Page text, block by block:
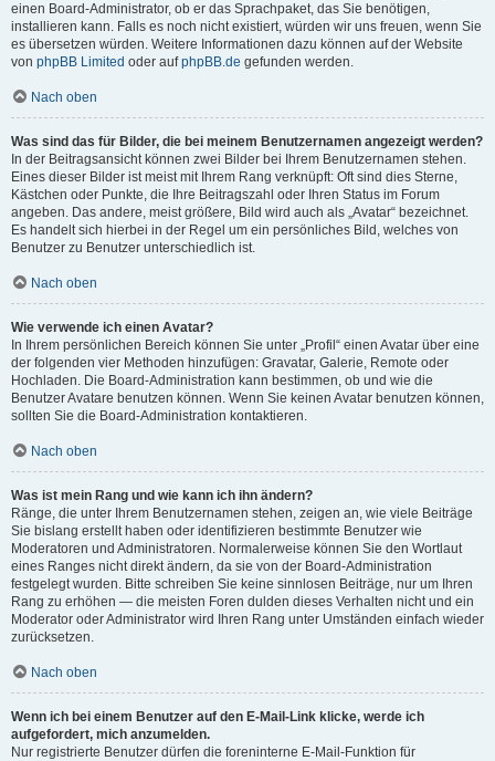
einen Board-Administrator, ob er das Sprachpaket, das Sie benötigen,
installieren kann. Falls es noch nicht existiert, würden wir uns freuen, wenn Sie
es übersetzen würden. Weitere Informationen dazu können auf der Website
von phpBB Limited oder aufphpBB.de gefunden werden.
Nach oben
Was sind das für Bilder, die bei meinem Benutzernamen angezeigt werden?
In der Beitragsansicht können zwei Bilder bei Ihrem Benutzernamen stehen.
Eines dieser Bilder ist meist mit Ihrem Rang verknüpft: Oft sind dies Sterne,
Kästchen oder Punkte, die Ihre Beitragszahl oder Ihren Status im Forum
angeben. Das andere, meist größere, Bild wird auch als „Avatar“ bezeichnet.
Es handelt sich hierbei in der Regel um ein persönliches Bild, welches von
Benutzer zu Benutzer unterschiedlich ist.
Nach oben
Wie verwende ich einen Avatar?
In Ihrem persönlichen Bereich können Sie unter „Profil“ einen Avatar über eine
der folgenden vier Methoden hinzufügen: Gravatar, Galerie, Remote oder
Hochladen. Die Board-Administration kann bestimmen, ob und wie die
Benutzer Avatare benutzen können. Wenn Sie keinen Avatar benutzen können,
sollten Sie die Board-Administration kontaktieren.
Nach oben
Was ist mein Rang und wie kann ich ihn ändern?
Ränge, die unter Ihrem Benutzernamen stehen, zeigen an, wie viele Beiträge
Sie bislang erstellt haben oder identifizieren bestimmte Benutzer wie
Moderatoren und Administratoren. Normalerweise können Sie den Wortlaut
eines Ranges nicht direkt ändern, da sie von der Board-Administration
festgelegt wurden. Bitte schreiben Sie keine sinnlosen Beiträge, nur um Ihren
Rang zu erhöhen — die meisten Foren dulden dieses Verhalten nicht und ein
Moderator oder Administrator wird Ihren Rang unter Umständen einfach wieder
zurücksetzen.
Nach oben
Wenn ich bei einem Benutzer auf den E-Mail-Link klicke, werde ich
aufgefordert, mich anzumelden.
Nur registrierte Benutzer dürfen die foreninterne E-Mail-Funktion für